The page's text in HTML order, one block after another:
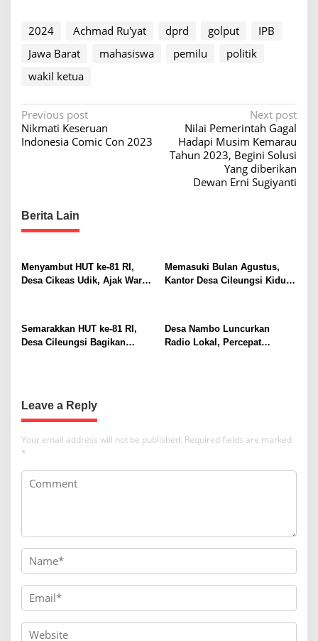
2024 Achmad Ru'yat dprd golput
IPB
Jawa Barat
mahasiswa pemilu
politik
wakil ketua
P
o
a
v
i
g
i
Previous post
Nikmati Keseruan
Indonesia Comic Con 2023
Next post
Nilai Pemerintah Gagal
Hadapi Musim Kemarau
Tahun 2023, Begini Solusi
Yang diberikan
Dewan Erni Sugiyanti
Berita Lain
Menyambut HUT ke-81 RI,
Desa Cikeas Udik, Ajak Warga
Memasuki Bulan Agustus,
Kantor Desa Cileungsi Kidul
Semarakkan HUT ke-81 RI,
Desa Cileungsi Bagikan
Desa Nambo Luncurkan
Radio Lokal, Percepat
Leave a Reply
Your email address will not be published. Required fields are marked
*